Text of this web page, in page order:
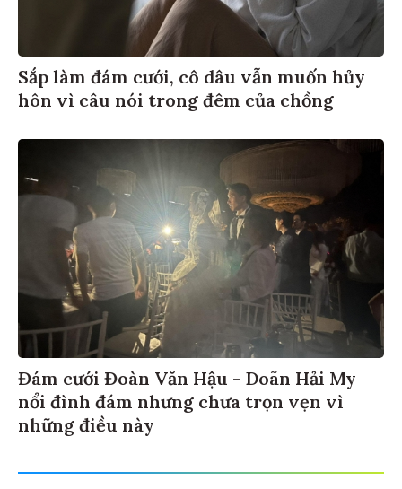
Sắp làm đám cưới, cô dâu vẫn muốn hủy
hôn vì câu nói trong đêm của chồng
Đám cưới Đoàn Văn Hậu - Doãn Hải My
nổi đình đám nhưng chưa trọn vẹn vì
những điều này